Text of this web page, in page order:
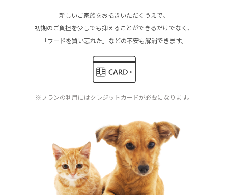
新しいご家族をお招きいただくうえで、
初期のご負担を少しでも抑えることができるだけでなく、
「フードを買い忘れた」などの不安も解消できます。
※プランの利用にはクレジットカードが必要になります。